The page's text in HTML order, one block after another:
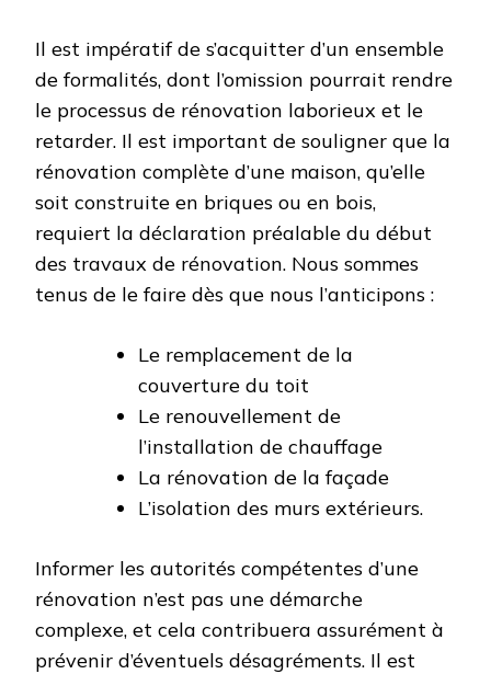
Il est impératif de s’acquitter d’un ensemble
de formalités, dont l’omission pourrait rendre
le processus de rénovation laborieux et le
retarder. Il est important de souligner que la
rénovation complète d’une maison, qu’elle
soit construite en briques ou en bois,
requiert la déclaration préalable du début
des travaux de rénovation. Nous sommes
tenus de le faire dès que nous l’anticipons :
Le remplacement de la
couverture du toit
Le renouvellement de
l’installation de chauffage
La rénovation de la façade
L’isolation des murs extérieurs.
Informer les autorités compétentes d’une
rénovation n’est pas une démarche
complexe, et cela contribuera assurément à
prévenir d’éventuels désagréments. Il est